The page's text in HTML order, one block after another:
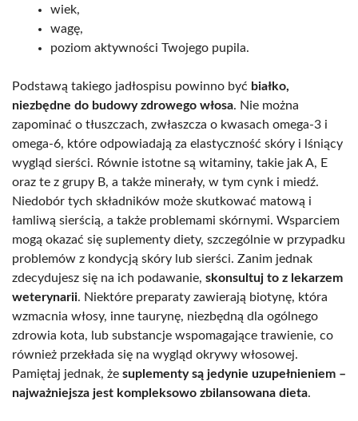
wiek,
wagę,
poziom aktywności Twojego pupila.
Podstawą takiego jadłospisu powinno być białko,
niezbędne do budowy zdrowego włosa. Nie można
zapominać o tłuszczach, zwłaszcza o kwasach omega-3 i
omega-6, które odpowiadają za elastyczność skóry i lśniący
wygląd sierści. Równie istotne są witaminy, takie jak A, E
oraz te z grupy B, a także minerały, w tym cynk i miedź.
Niedobór tych składników może skutkować matową i
łamliwą sierścią, a także problemami skórnymi. Wsparciem
mogą okazać się suplementy diety, szczególnie w przypadku
problemów z kondycją skóry lub sierści. Zanim jednak
zdecydujesz się na ich podawanie, skonsultuj to z lekarzem
weterynarii. Niektóre preparaty zawierają biotynę, która
wzmacnia włosy, inne taurynę, niezbędną dla ogólnego
zdrowia kota, lub substancje wspomagające trawienie, co
również przekłada się na wygląd okrywy włosowej.
Pamiętaj jednak, że suplementy są jedynie uzupełnieniem –
najważniejsza jest kompleksowo zbilansowana dieta.